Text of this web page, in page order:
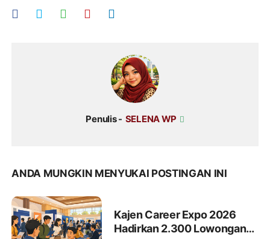
Penulis - SELENA WP
ANDA MUNGKIN MENYUKAI POSTINGAN INI
Kajen Career Expo 2026
Hadirkan 2.300 Lowongan